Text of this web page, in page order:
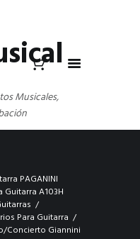
Musicales,
PAGANINI
Guitarra A103H
Para Guitarra
Concierto Giannini